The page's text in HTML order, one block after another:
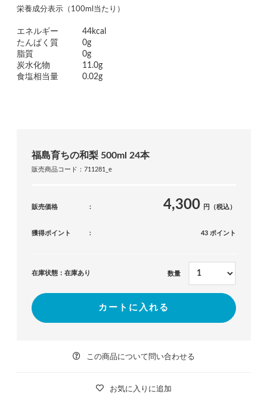
栄養成分表示（100ml当たり）
エネルギー
44kcal
たんぱく質
0g
脂質
0g
炭水化物
11.0g
食塩相当量
0.02g
福島育ちの和梨 500ml 24本
販売商品コード：711281_e
販売価格 4,300 円（税込）
獲得ポイント 43 ポイント
在庫状態：在庫あり 数量
カートに入れる
この商品について問い合わせる
お気に入りに追加